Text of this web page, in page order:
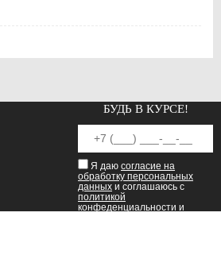
БУДЬ В КУРСЕ!
Я даю согласие на
обработку персональных
данных и соглашаюсь с
политикой
конфеденциальности и